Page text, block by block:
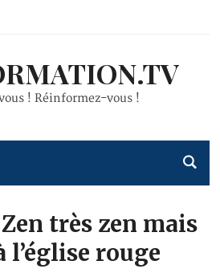
! Réinformez-vous !
très zen mais
l’église rouge